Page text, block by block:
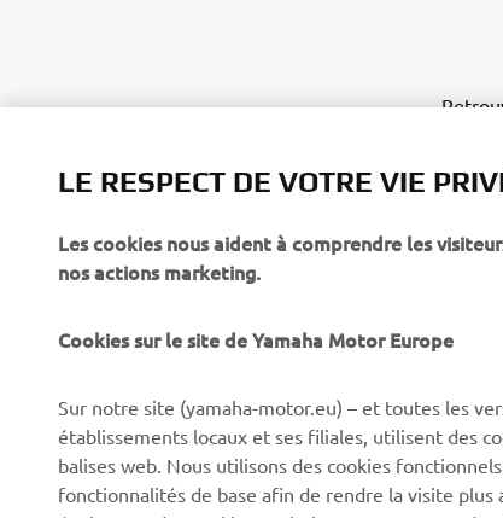
Découvrez Yamaha
Systèmes pour VAE
LE RESPECT DE VOTRE VIE
Les cookies nous aident à comprendre les
nos actions marketing.
Cookies sur le site de Yamaha Motor Europe
Sur notre site (yamaha-motor.eu) – et toutes les
établissements locaux et ses filiales, utilisent des
balises web. Nous utilisons des cookies
fonctionnalités de base afin de rendre la visite